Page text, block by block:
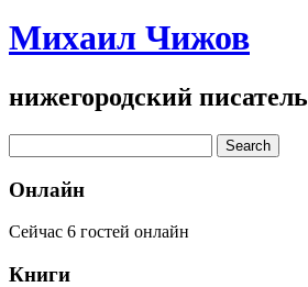
Михаил Чижов
нижегородский писатель
Онлайн
Сейчас 6 гостей онлайн
Книги